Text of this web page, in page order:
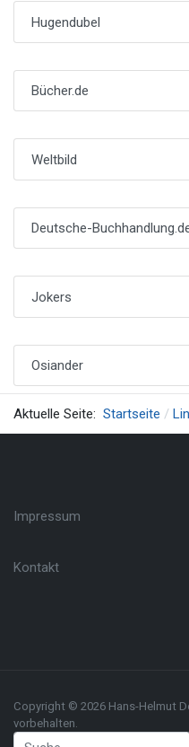
Hugendubel
Bücher.de
Weltbild
Deutsche-
Jokers
Osiander
Aktuelle Seite: Startseite
Impressum
Kontakt
Copyright © 2026 Hans-Helmut
vorbehalten.
Suchen